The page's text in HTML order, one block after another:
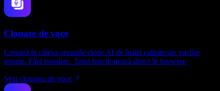
Clonare de voce
Creează în câteva secunde clone AI de înaltă calitate ale vocilor
umane. Fără instalare. Totul funcționează direct în browser.
Vezi clonarea de voce